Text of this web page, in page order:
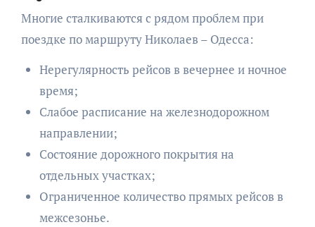
Многие сталкиваются с рядом проблем при
поездке по маршруту Николаев – Одесса:
Нерегулярность рейсов в вечернее и ночное
время;
Слабое расписание на железнодорожном
направлении;
Состояние дорожного покрытия на
отдельных участках;
Ограниченное количество прямых рейсов в
межсезонье.